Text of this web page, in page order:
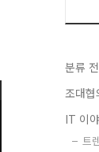
분류
조대
IT 이
트